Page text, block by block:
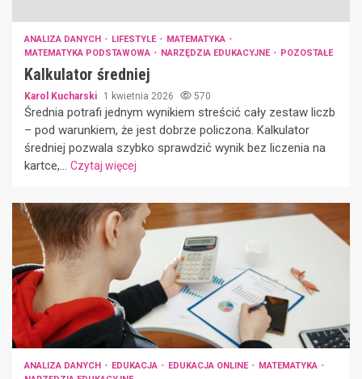
ANALIZA DANYCH LIFESTYLE
MATEMATYKA
MATEMATYKA PODSTAWOWA
NARZĘDZIA EDUKACYJNE POZOSTAŁE
Kalkulator średniej
Karol Kucharski 1 kwietnia 2026 570
Średnia potrafi jednym wynikiem streścić cały zestaw liczb
– pod warunkiem, że jest dobrze policzona. Kalkulator
średniej pozwala szybko sprawdzić wynik bez liczenia na
kartce,... Czytaj więcej
ANALIZA DANYCH EDUKACJA EDUKACJA ONLINE
MATEMATYKA